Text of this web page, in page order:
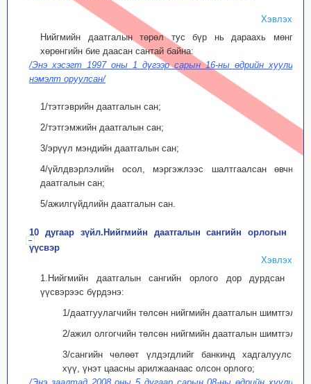
Хэвлэх
Нийгмийн даатгалын төрөл тус бүр нь дараахь мөнгөн
хөрөнгийн бие даасан сантай байна:
/Энэ хэсэгт 1997 оны 1 дүгээр сарын 16-ны өдрийн хуулиар
нэмэлт оруулсан/
1/тэтгэврийн даатгалын сан;
2/тэтгэмжийн даатгалын сан;
3/эрүүл мэндийн даатгалын сан;
4/үйлдвэрлэлийн осол, мэргэжлээс шалтгаалсан өвчний
даатгалын сан;
5/ажилгүйдлийн даатгалын сан.
10 дугаар зүйл.Нийгмийн даатгалын сангийн орлогын эх
үүсвэр
Хэвлэх
1.Нийгмийн даатгалын сангийн орлого дор дурдсан эх
үүсвэрээс бүрдэнэ:
1/даатгуулагчийн төлсөн нийгмийн даатгалын шимтгэл;
2/ажил олгогчийн төлсөн нийгмийн даатгалын шимтгэл;
3/сангийн чөлөөт үлдэгдлийг банкинд хадгалуулсны
хүү, үнэт цаасны арилжаанаас олсон орлого;